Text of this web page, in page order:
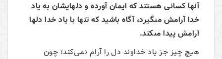
آنها كسانى هستند كه ايمان آورده و دلهايشان به ياد
خدا آرامش مى‏گيرد، آگاه باشيد كه تنها با ياد خدا دلها
آرامش پيدا مى‏كند.
هیچ چیز جز یاد خداوند دل را آرام نمی‌کند؛ چون